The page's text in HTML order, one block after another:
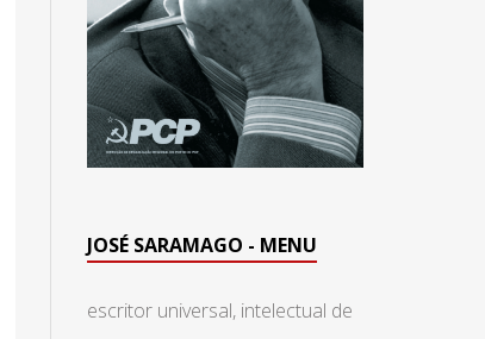
JOSÉ SARAMAGO - MENU
escritor universal, intelectual de